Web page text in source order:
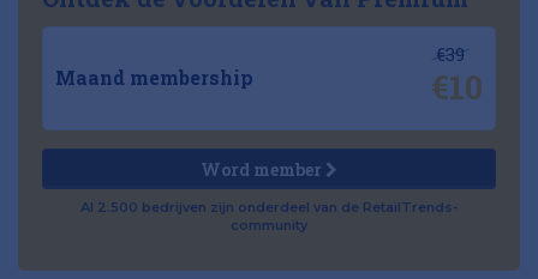
Maand membership
€39
€10
Word member
Al 2.500 bedrijven zijn onderdeel van de RetailTrends-
community